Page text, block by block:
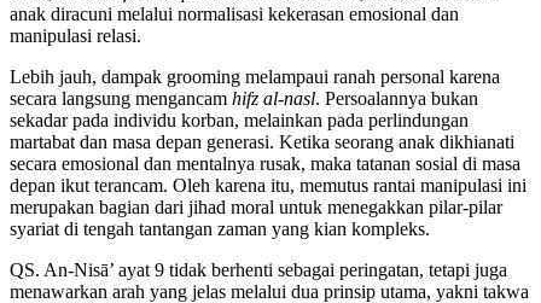
anak diracuni melalui normalisasi kekerasan emosional dan
manipulasi relasi.
Lebih jauh, dampak grooming melampaui ranah personal karena
secara langsung mengancam hifz al-nasl. Persoalannya bukan
sekadar pada individu korban, melainkan pada perlindungan
martabat dan masa depan generasi. Ketika seorang anak dikhianati
secara emosional dan mentalnya rusak, maka tatanan sosial di masa
depan ikut terancam. Oleh karena itu, memutus rantai manipulasi ini
merupakan bagian dari jihad moral untuk menegakkan pilar-pilar
syariat di tengah tantangan zaman yang kian kompleks.
QS. An-Nisā’ ayat 9 tidak berhenti sebagai peringatan, tetapi juga
menawarkan arah yang jelas melalui dua prinsip utama, yakni takwa